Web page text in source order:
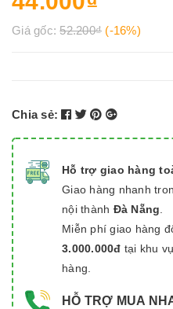
Giá gốc:52.200₫ (-16%)
Chia sẻ:
Hỗ trợ giao hàng
Giao hàng nhanh
nội thành Đà Nẵng
Miễn phí giao hàng
3.000.000đ tại khu
hàng.
HỖ TRỢ MUA